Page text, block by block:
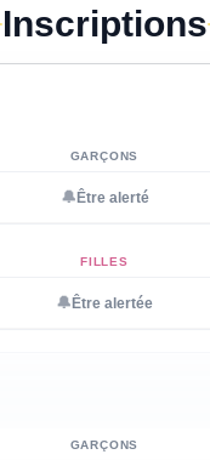
Inscriptions
🔔 Être alerté
🔔 Être alertée